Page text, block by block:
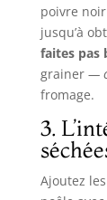
poivre
jusqu’à
faites pas
grainer —
fromage.
3.
Ajoutez